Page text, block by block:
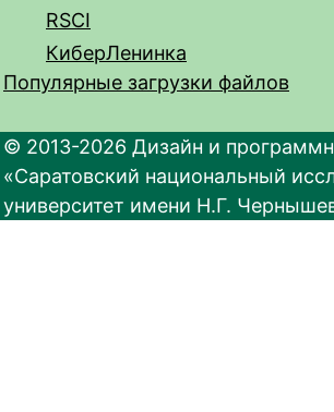
RSCI
КиберЛенинка
Популярные загрузки файлов
© 2013-2026 Дизайн и
«Саратовский национальный
университет имени Н.Г.